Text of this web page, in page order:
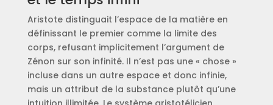
Aristote distinguait l’espace de la matière en
définissant le premier comme la limite des
corps, refusant implicitement l’argument de
Zénon sur son infinité. Il n’est pas une « chose »
incluse dans un autre espace et donc infinie,
mais un attribut de la substance plutôt qu’une